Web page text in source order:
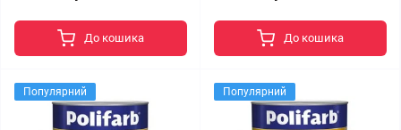
До кошика До кошика
Популярний Популярний